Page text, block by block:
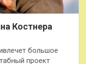
Костнера
большое
проект